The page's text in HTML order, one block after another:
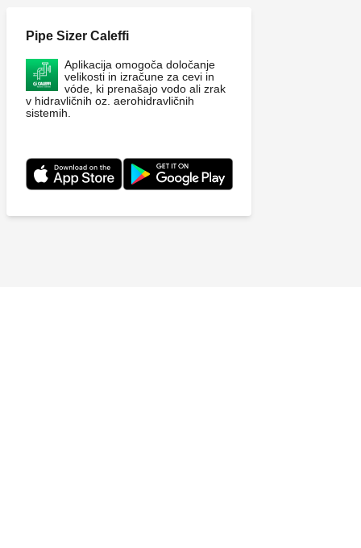
Pipe Sizer Caleffi
Aplikacija omogoča določanje
velikosti in izračune za cevi in
vóde, ki prenašajo vodo ali zrak
v hidravličnih oz. aerohidravličnih
sistemih.